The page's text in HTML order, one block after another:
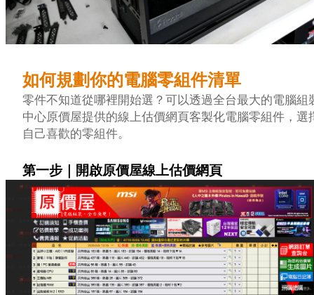
如何規劃你的電腦零組件清單
零件不知道從哪裡開始選？可以透過全台最大的電腦組
中心原價屋提供的線上估價網頁客製化電腦零組件，選
自己喜歡的零組件。
第一步｜開啟原價屋線上估價網頁